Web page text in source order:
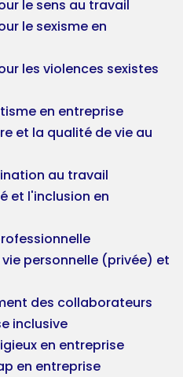
le sens au travail
le sexisme en
les violences sexistes
en entreprise
et la qualité de vie au
au travail
et l'inclusion en
personnelle (privée) et
des collaborateurs
inclusive
en entreprise
en entreprise